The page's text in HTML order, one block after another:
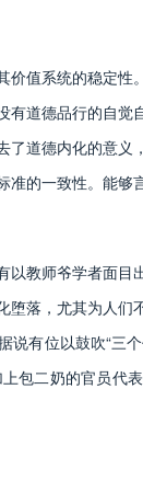
值系统的稳定性
道德品行的自
道德内化的意
的一致性。能
教师爷学者面目
落，尤其为人
有位以鼓吹“三
包二奶的官员代